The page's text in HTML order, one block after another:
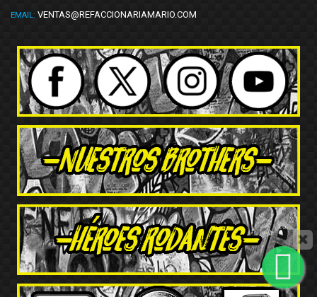
EMAIL: VENTAS@REFACCIONARIAMARIO.COM